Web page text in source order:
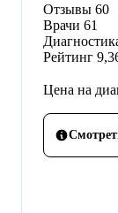
Отзывы 60
Врачи 61
Рейтинг
Цена на